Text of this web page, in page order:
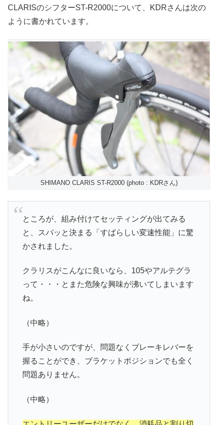
CLARISのシフターST-R2000について、KDRさんは次の
ように書かれています。
SHIMANO CLARIS ST-R2000 (photo : KDRさん)
ところが、組み付けてセッティングが出てみる
と、スパッと決まる「すばらしい変速性能」に驚
かされました。
クラリスがこんなに良いなら、105やアルテグラ
って・・・とまた危険な興味が沸いてしまいます
ね。
（中略）
手が小さいのですが、問題なくブレーキレバーを
握ることができ、ブラケットポジションでも全く
問題ありません。
（中略）